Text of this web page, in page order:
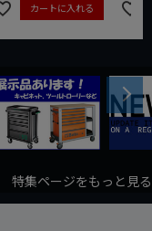
カートに入れる
Next
特集ページをもっと見る